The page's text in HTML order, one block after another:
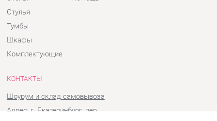
Шкафы
Комплектующие
КОНТАКТЫ
Адрес: г. Екатеринбург, пер.
Телефон: +7 (903) 000-00-00